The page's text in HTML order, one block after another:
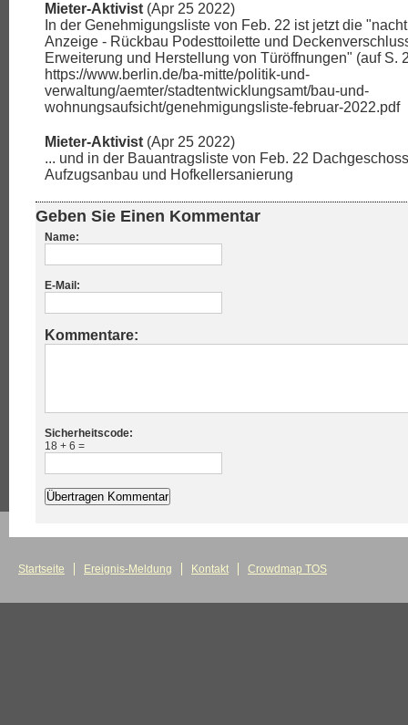
Mieter-Aktivist (Apr 25 2022)
In der Genehmigungsliste von Feb. 22 ist jetzt die
Anzeige - Rückbau Podesttoilette und
Erweiterung und Herstellung von Türöffnungen" (auf S.
https://www.berlin.de/ba-mitte/politik-und-
verwaltung/aemter/stadtentwicklungsamt/bau-und-
wohnungsaufsicht/genehmigungsliste-februar-2022.pdf
Mieter-Aktivist (Apr 25 2022)
... und in der Bauantragsliste von Feb. 22
Aufzugsanbau und Hofkellersanierung
Geben Sie Einen Kommentar
Name:
E-Mail:
Kommentare:
Sicherheitscode:
18 + 6 =
Startseite Ereignis-Meldung Kontakt Crowdmap TOS